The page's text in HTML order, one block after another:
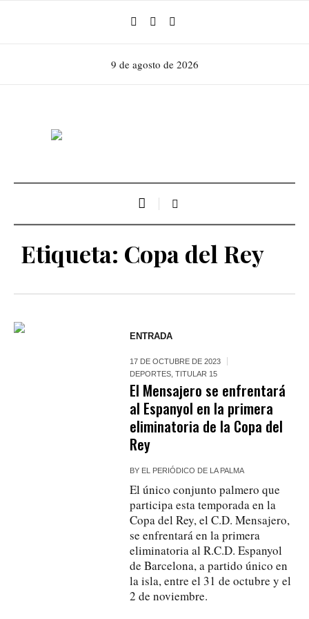
9 de agosto de 2026
Etiqueta: Copa del Rey
ENTRADA
17 DE OCTUBRE DE 2023
DEPORTES ,TITULAR 15
El Mensajero se enfrentará
al Espanyol en la primera
eliminatoria de la Copa del
Rey
BY EL PERIÓDICO DE LA PALMA
El único conjunto palmero que
participa esta temporada en la
Copa del Rey, el C.D. Mensajero,
se enfrentará en la primera
eliminatoria al R.C.D. Espanyol
de Barcelona, a partido único en
la isla, entre el 31 de octubre y el
2 de noviembre.